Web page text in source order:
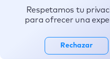
Tópicos
Respetamos tu
para ofrecer una
Rechazar